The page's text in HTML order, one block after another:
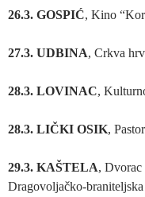
26.3. GOSPIĆ, Kino
27.3. UDBINA, Crkva
28.3. LOVINAC,
28.3. LIČKI OSIK,
29.3. KAŠTELA, Dvorac
Dragovoljačko-braniteljska